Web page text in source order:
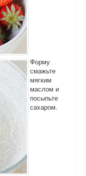
Форму
смажьте
мягким
маслом и
посыпьте
сахаром.